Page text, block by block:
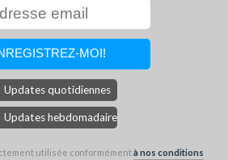
Updates quotidiennes
Updates hebdomadaires
utilisée conformémentà nos conditions